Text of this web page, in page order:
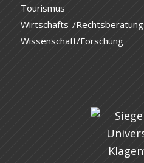
Tourismus
Wirtschafts-/Rechtsberatung
Wissenschaft/Forschung